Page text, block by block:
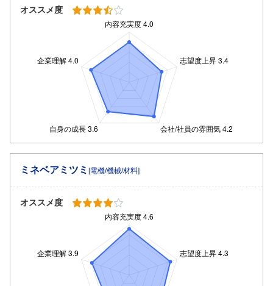
オススメ度
ミネベアミツミ [電機/機械/材料]
オススメ度